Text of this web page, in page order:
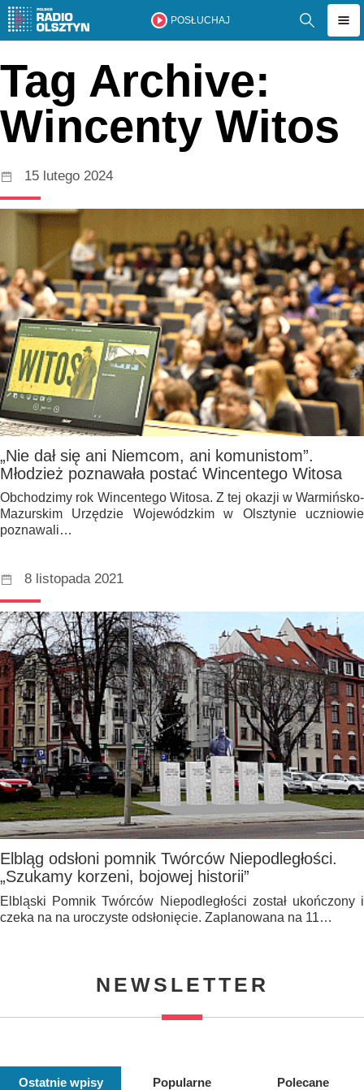
POSŁUCHAJ
Tag Archive:
Wincenty Witos
15 lutego 2024
„Nie dał się ani Niemcom, ani komunistom”.
Młodzież poznawała postać Wincentego Witosa
Obchodzimy rok Wincentego Witosa. Z tej okazji w Warmińsko-
Mazurskim Urzędzie Wojewódzkim w Olsztynie uczniowie
poznawali…
8 listopada 2021
Elbląg odsłoni pomnik Twórców Niepodległości.
„Szukamy korzeni, bojowej historii”
Elbląski Pomnik Twórców Niepodległości został ukończony i
czeka na na uroczyste odsłonięcie. Zaplanowana na 11…
NEWSLETTER
Ostatnie wpisy Popularne Polecane